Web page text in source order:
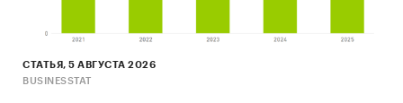
СТАТЬЯ, 5 АВГУСТА 2026
BUSINESSTAT